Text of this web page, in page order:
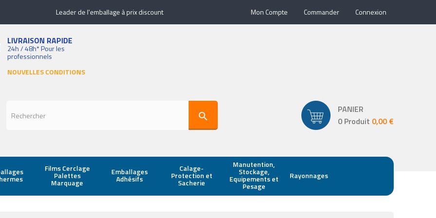
Leader de l'emballage à prix discount Mon Compte Commander Connexion
LIVRAISON RAPIDE
24h / 48h* Pour les
professionnels
NOUVELLES CONDITIONS
PANIER
0 Produit 0,00 €
search
Films Cerclage
Palettes
Marquage
Emballages
Adhésifs
Calage-
Protection et
Sacherie
Manutention,
Stockage,
Equipements et
Pesage
Rayonnages